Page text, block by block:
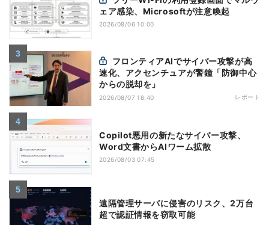
ェア感染、Microsoftが注意喚起
2026/08/06 10:00
速化、アクセンチュアが警鐘「防御中心
からの脱却を」
2026/08/07 18:40 レポート
Copilot悪用の新たなサイバー攻撃、
Word文書からAIワーム拡散
2026/08/03 07:45
遠隔管理サーバに侵害のリスク、2万台
超で認証情報を窃取可能